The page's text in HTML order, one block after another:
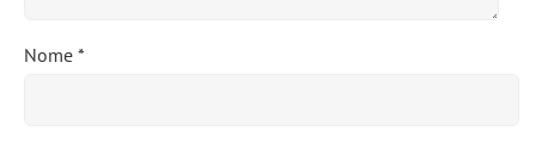
Nome *